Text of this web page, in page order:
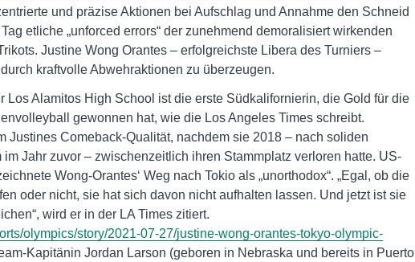
und präzise Aktionen bei Aufschlag und Annahme den Schneid
etliche „unforced errors“ der zunehmend demoralisiert wirkenden
Justine Wong Orantes – erfolgreichste Libera des Turniers –
kraftvolle Abwehraktionen zu überzeugen.
Los Alamitos High School ist die erste Südkalifornierin, die Gold für die
gewonnen hat, wie die Los Angeles Times schreibt.
Justines Comeback-Qualität, nachdem sie 2018 – nach soliden
Jahr zuvor – zwischenzeitlich ihren Stammplatz verloren hatte. US-
Wong-Orantes‘ Weg nach Tokio als „unorthodox“. „Egal, ob die
oder nicht, sie hat sich davon nicht aufhalten lassen. Und jetzt ist sie
wird er in der LA Times zitiert.
olympics/story/2021-07-27/justine-wong-orantes-tokyo-olympic-
Kapitänin Jordan Larson (geboren in Nebraska und bereits in Puerto